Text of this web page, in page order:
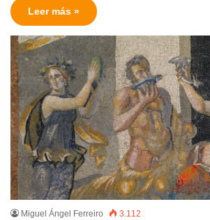
Leer más »
Miguel Ángel Ferreiro 3.112